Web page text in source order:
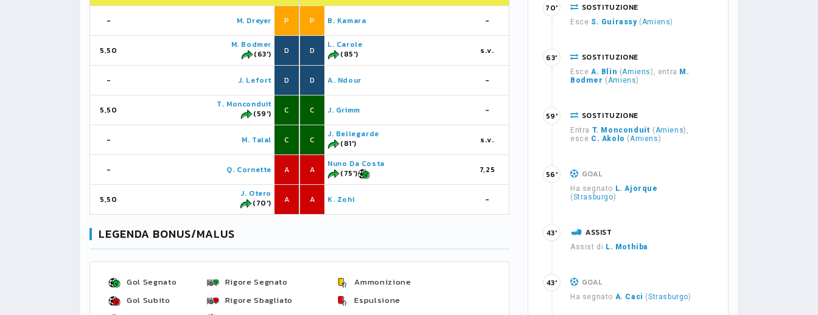
- M. Dreyer P
5,50
M. Bodmer
(63')
D
- J. Lefort D
5,50
T. Monconduit
(59')
C
- M. Talal C
- Q. Cornette A
5,50
J. Otero
(70')
A
P B. Kamara -
D
L. Carole
(85')
s.v.
D A. Ndour -
C J. Grimm -
C
J. Bellegarde
(81')
s.v.
A
Nuno Da Costa
(75')
7,25
A K. Zohi -
LEGENDA BONUS/MALUS
Gol Segnato
Gol Subito
Rigore Segnato
Rigore Sbagliato
Ammonizione
Espulsione
SOSTITUZIONE
Esce S. Guirassy(Amiens)
70'
SOSTITUZIONE
Esce A. Blin (Amiens), entra M.
Bodmer (Amiens)
63'
SOSTITUZIONE
Entra T. Monconduit (Amiens),
esce C. Akolo (Amiens)
59'
GOAL
Ha segnato L. Ajorque
(Strasburgo)
56'
ASSIST
Assist di L. Mothiba
43'
GOAL
Ha segnato A. Caci (Strasburgo)
43'